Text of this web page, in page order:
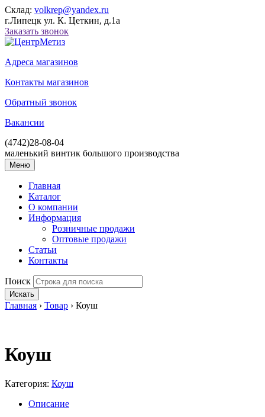
Склад: volkrep@yandex.ru
г.Липецк ул. К. Цеткин, д.1а
Заказать звонок
Адреса магазинов
Контакты магазинов
Обратный звонок
Вакансии
(4742)28-08-04
маленький винтик большого производства
Меню
Главная
Каталог
О компании
Информация
Розничные продажи
Оптовые продажи
Статьи
Контакты
Поиск
Искать
Главная › Товар › Коуш
Коуш
Категория: Коуш
Описание